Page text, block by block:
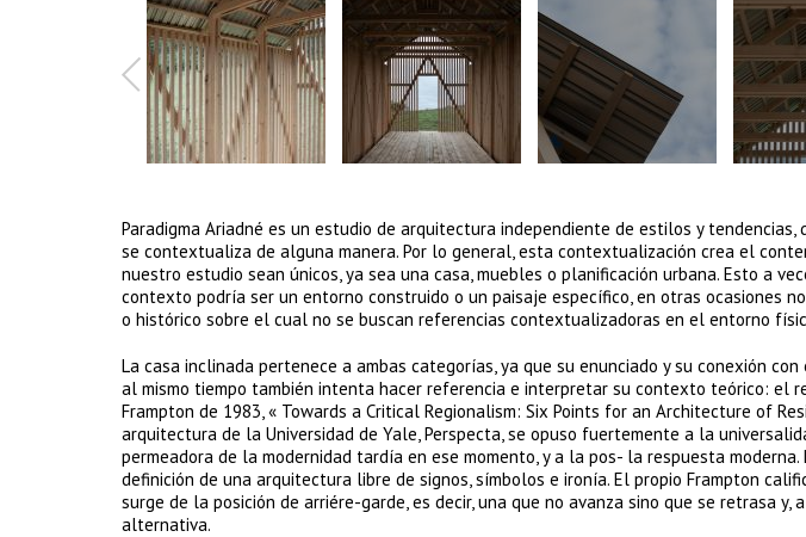
Paradigma Ariadné es un estudio de arquitectura independiente de estilos y
se contextualiza de alguna manera. Por lo general, esta contextualización crea el
nuestro estudio sean únicos, ya sea una casa, muebles o planificación urbana. Esto a
contexto podría ser un entorno construido o un paisaje específico, en otras ocasiones
o histórico sobre el cual no se buscan referencias contextualizadoras en el entorno
La casa inclinada pertenece a ambas categorías, ya que su enunciado y su conexión
al mismo tiempo también intenta hacer referencia e interpretar su contexto teórico: el
Frampton de 1983, « Towards a Critical Regionalism: Six Points for an Architecture of
arquitectura de la Universidad de Yale, Perspecta, se opuso fuertemente a la
permeadora de la modernidad tardía en ese momento, y a la pos- la respuesta
definición de una arquitectura libre de signos, símbolos e ironía. El propio Frampton
surge de la posición de arriére-garde, es decir, una que no avanza sino que se retrasa
alternativa.